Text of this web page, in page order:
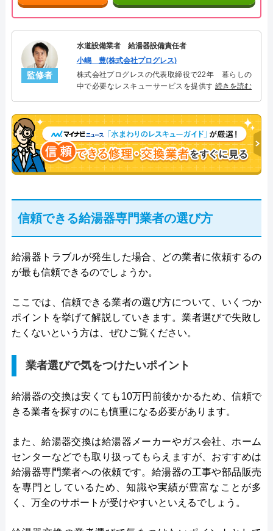
監修者
水道設備業者 給湯器設備責任者
小嶋 豊(株式会社プログレス)
株式会社プログレスの代表取締役で22年 暮らしの
中で必要なレスキューサービスを提供する株式会社
決。多くのお客様に信頼される「給湯器」のスペシ
ャリスト。
続きを読む
信頼できる給湯器専門業者の選び方
給湯器トラブルが発生した場合、どの業者に依頼するの
が最も信頼できるのでしょうか。
ここでは、信頼できる業者の選び方について、いくつか
ポイントを挙げて解説していきます。業者選びで失敗し
たくないという方は、ぜひご覧ください。
業者選びで気をつけたいポイント
給湯器の交換は安くても10万円前後かかるため、信頼で
きる業者を探すのにも慎重になる必要があります。
また、給湯器交換は給湯器メーカーやガス会社、ホーム
センターなどでも取り扱ってもらえますが、おすすめは
給湯器専門業者への依頼です。給湯器の工事や部品販売
を専門としているため、知識や実績が豊富なことが多
く、万全のサポートが受けやすいといえるでしょう。